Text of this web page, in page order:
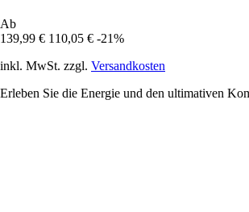
Ab
139,99 € 110,05 € -21%
inkl. MwSt. zzgl. Versandkosten
Erleben Sie die Energie und den ultimativen